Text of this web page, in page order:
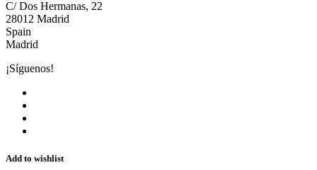
C/ Dos Hermanas, 22
28012 Madrid
Spain
Madrid
¡Síguenos!
Add to wishlist